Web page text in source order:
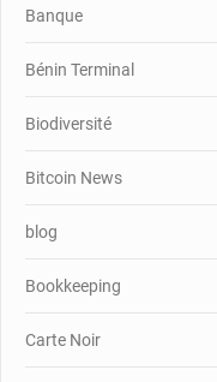
Banque
Bénin Terminal
Biodiversité
Bitcoin News
blog
Bookkeeping
Carte Noir